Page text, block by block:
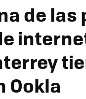
de las
Ookla